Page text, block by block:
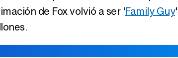
de Fox volvió a ser 'Family Guy